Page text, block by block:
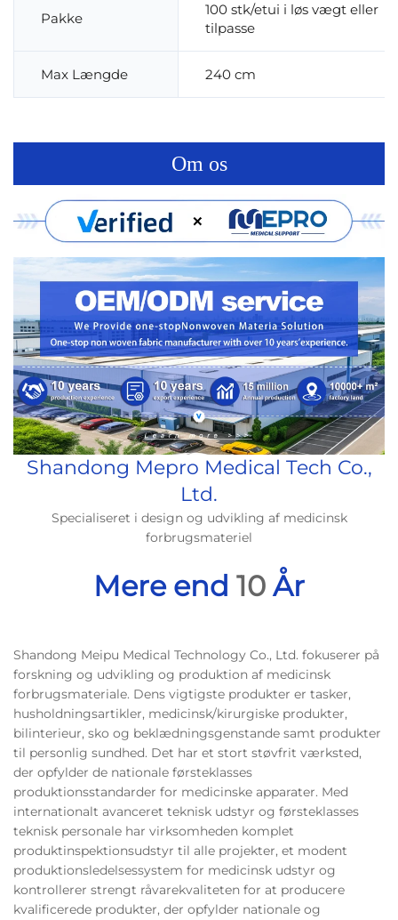
Pakke
100 stk/etui i løs vægt eller
tilpasse
Max Længde 240 cm
Om os
Shandong Mepro Medical Tech Co.,
Ltd.
Specialiseret i design og udvikling af medicinsk
forbrugsmateriel
Mere end 10 År
Shandong Meipu Medical Technology Co., Ltd. fokuserer på
forskning og udvikling og produktion af medicinsk
forbrugsmateriale. Dens vigtigste produkter er tasker,
husholdningsartikler, medicinsk/kirurgiske produkter,
bilinterieur, sko og beklædningsgenstande samt produkter
til personlig sundhed. Det har et stort støvfrit værksted,
der opfylder de nationale førsteklasses
produktionsstandarder for medicinske apparater. Med
internationalt avanceret teknisk udstyr og førsteklasses
teknisk personale har virksomheden komplet
produktinspektionsudstyr til alle projekter, et modent
produktionsledelsessystem for medicinsk udstyr og
kontrollerer strengt råvarekvaliteten for at producere
kvalificerede produkter, der opfylder nationale og